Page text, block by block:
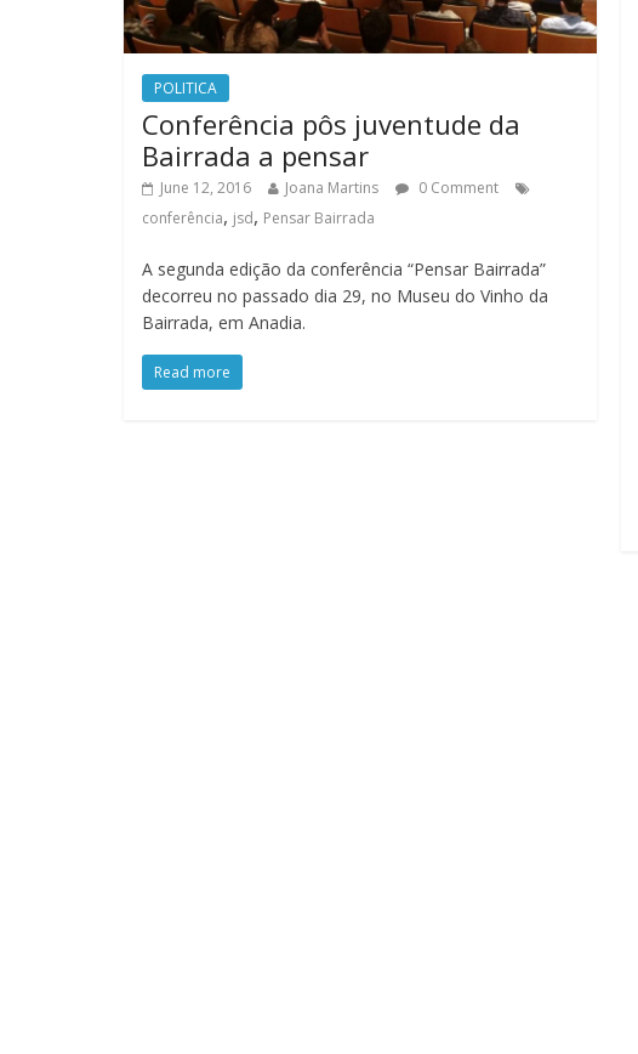
POLITICA
Conferência pôs juventude da
Bairrada a pensar
June 12, 2016 Joana Martins
0 Comment
conferência, jsd, Pensar Bairrada
A segunda edição da conferência “Pensar Bairrada”
decorreu no passado dia 29, no Museu do Vinho da
Bairrada, em Anadia.
Read more